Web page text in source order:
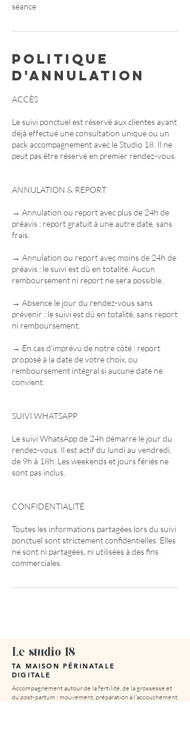
séance
Politique
d'annulation
ACCÈS
Le suivi ponctuel est réservé aux clientes ayant
déjà effectué une consultation unique ou un
pack accompagnement avec le Studio 18. Il ne
peut pas être réservé en premier rendez-vous.
ANNULATION & REPORT
→ Annulation ou report avec plus de 24h de
préavis : report gratuit à une autre date, sans
frais.
→ Annulation ou report avec moins de 24h de
préavis : le suivi est dû en totalité. Aucun
remboursement ni report ne sera possible.
→ Absence le jour du rendez-vous sans
prévenir : le suivi est dû en totalité, sans report
ni remboursement.
→ En cas d'imprévu de notre côté : report
proposé à la date de votre choix, ou
remboursement intégral si aucune date ne
convient.
SUIVI WHATSAPP
Le suivi WhatsApp de 24h démarre le jour du
rendez-vous. Il est actif du lundi au vendredi,
de 9h à 18h. Les weekends et jours fériés ne
sont pas inclus.
CONFIDENTIALITÉ
Toutes les informations partagées lors du suivi
ponctuel sont strictement confidentielles. Elles
ne sont ni partagées, ni utilisées à des fins
commerciales.
Le studio 18
TA MAISON PÉRINATALE
DIGITALE
Accompagnement autour de la fertilité, de la grossesse et
du post-partum : mouvement, préparation à l'accouchement